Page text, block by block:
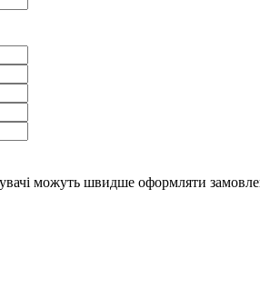
можуть швидше оформляти